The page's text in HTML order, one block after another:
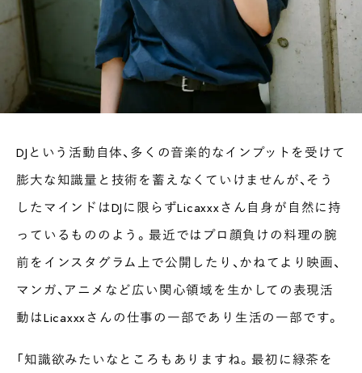
DJという活動自体、多くの音楽的なインプットを受けて
膨大な知識量と技術を蓄えなくていけませんが、そう
したマインドはDJに限らずLicaxxxさん自身が自然に持
っているもののよう。最近ではプロ顔負けの料理の腕
前をインスタグラム上で公開したり、かねてより映画、
マンガ、アニメなど広い関心領域を生かしての表現活
動はLicaxxxさんの仕事の一部であり生活の一部です。
「知識欲みたいなところもありますね。最初に緑茶を